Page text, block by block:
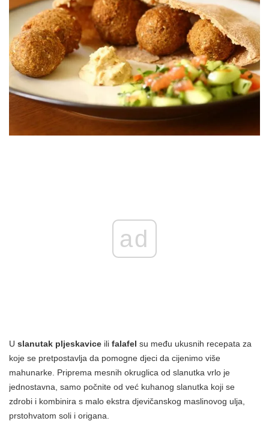
ad
U slanutak pljeskavice ili falafel su među ukusnih recepata za
koje se pretpostavlja da pomogne djeci da cijenimo više
mahunarke. Priprema mesnih okruglica od slanutka vrlo je
jednostavna, samo počnite od već kuhanog slanutka koji se
zdrobi i kombinira s malo ekstra djevičanskog maslinovog ulja,
prstohvatom soli i origana.